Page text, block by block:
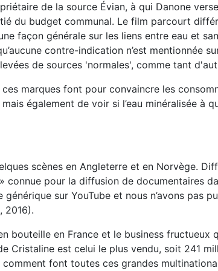
de la source Évian, à qui Danone
du budget communal. Le film parcourt
façon générale sur les liens entre eau et
contre-indication n’est mentionnée
de sources 'normales', comme tant
marques font pour convaincre les
également de voir si l’eau minéralisée à
scènes en Angleterre et en Norvège.
pour la diffusion de documentaires
sur YouTube et nous n’avons pas
2016).
bouteille en France et le business fructueux
est celui le plus vendu, soit 241
comment font toutes ces grandes